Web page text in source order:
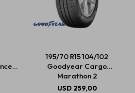
195/70 R15 104/102
Goodyear Cargo
Marathon 2
USD 259,00